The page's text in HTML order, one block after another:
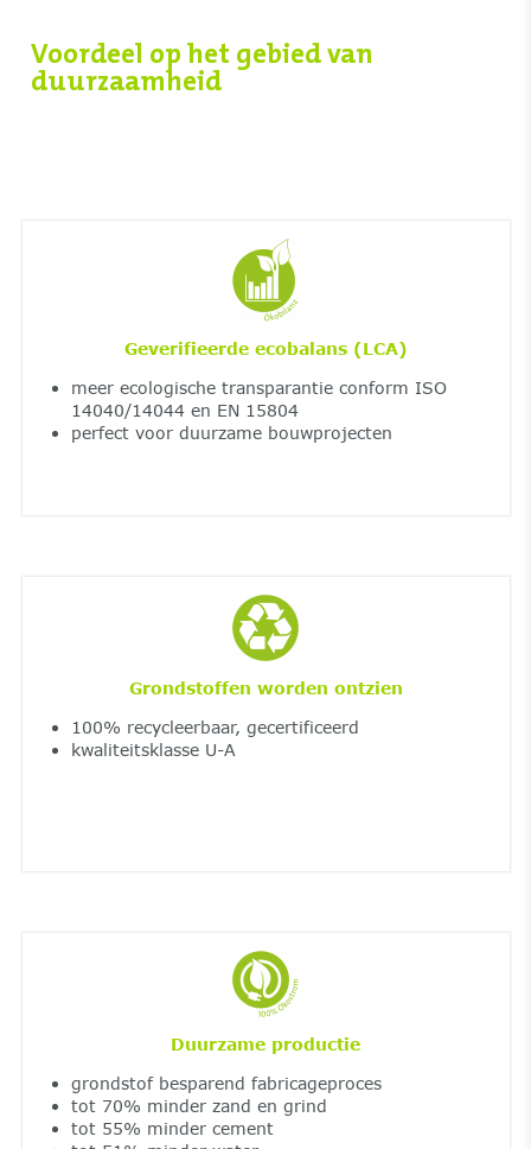
Voordeel op het gebied van
duurzaamheid
Geverifieerde ecobalans (LCA)
meer ecologische transparantie conform ISO
14040/14044 en EN 15804
perfect voor duurzame bouwprojecten
Grondstoffen worden ontzien
100% recycleerbaar, gecertificeerd
kwaliteitsklasse U-A
Duurzame productie
grondstof besparend fabricageproces
tot 70% minder zand en grind
tot 55% minder cement